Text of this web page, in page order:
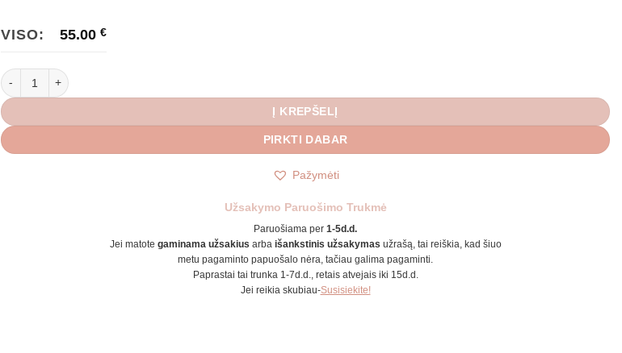
VISO: 55.00 €
produkto kiekis: Prabangūs auskarai Lily
Į KREPŠELĮ
PIRKTI DABAR
Pažymėti
Užsakymo Paruošimo Trukmė
Paruošiama per 1-5d.d.
Jei matote gaminama užsakius arba išankstinis užsakymas užrašą, tai reiškia, kad šiuo
metu pagaminto papuošalo nėra, tačiau galima pagaminti.
Paprastai tai trunka 1-7d.d., retais atvejais iki 15d.d.
Jei reikia skubiau-Susisiekite!